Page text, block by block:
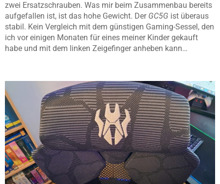
zwei Ersatzschrauben. Was mir beim Zusammenbau bereits
aufgefallen ist, ist das hohe Gewicht. Der GC5G ist überaus
stabil. Kein Vergleich mit dem günstigen Gaming-Sessel, den
ich vor einigen Monaten für eines meiner Kinder gekauft
habe und mit dem linken Zeigefinger anheben kann…